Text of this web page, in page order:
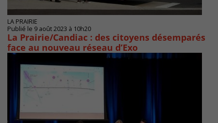
LA PRAIRIE
Publié le 9 août 2023 à 10h20
La Prairie/Candiac : des citoyens désemparés
face au nouveau réseau d’Exo